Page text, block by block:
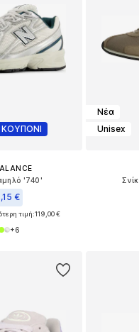
'740'
€
τιμή:119,00 €
+6
Νέα
Unisex